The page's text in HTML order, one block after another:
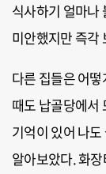
식사하기 얼마나
미안했지만 즉각
다른 집들은 어
때도 납골당에서
기억이 있어 나
알아보았다. 화